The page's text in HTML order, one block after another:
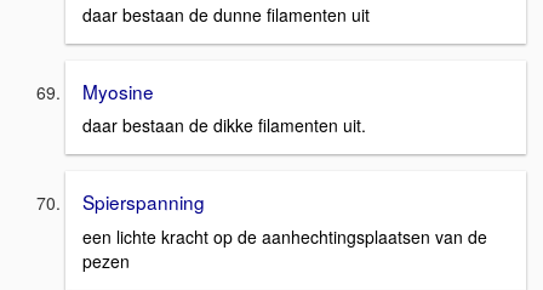
daar bestaan de dunne filamenten uit
Myosine
daar bestaan de dikke filamenten uit.
Spierspanning
een lichte kracht op de aanhechtingsplaatsen van de
pezen